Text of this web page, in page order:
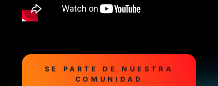
SE PARTE DE NUESTRA
COMUNIDAD